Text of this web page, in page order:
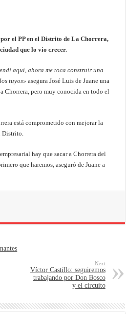
el PP en el Distrito de La Chorrera,
que lo vio crecer.
aquí, ahora me toca construir una
tuyos» asegura José Luis de Juane una
Chorrera, pero muy conocida en todo el
está comprometido con mejorar la
Distrito.
hay que sacar a Chorrera del
que haremos, aseguró de Juane a
Next
Víctor Castillo: seguiremos
trabajando por Don Bosco
y el circuito